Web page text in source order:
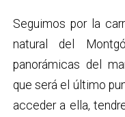
Seguimos por la
natural del
panorámicas del
que será el último
acceder a ella,